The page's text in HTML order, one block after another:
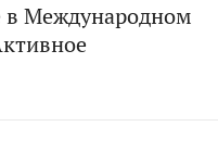
в Международном